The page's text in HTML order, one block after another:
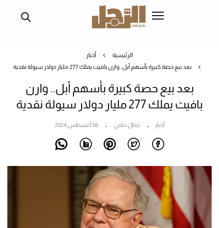
الرئيسية
أخبار
بعد بيع حصة كبيرة بأسهم أبل.. وارن بافيت يملك 277 مليار دولار سيولة نقدية
بعد بيع حصة كبيرة بأسهم أبل.. وارن
بافيت يملك 277 مليار دولار سيولة نقدية
أخبار جمال حلمي 06 أغسطس 2024